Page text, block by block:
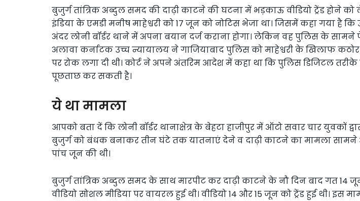
बुजुर्ग तांत्रिक अब्दुल समद की दाढ़ी काटने की घटना में भड़काऊ वीडियो ट्रेंड होने को
इंडिया के एमडी मनीष माहेश्वरी को 17 जून को नोटिस भेजा था। जिसमें कहा गया है
अंदर लोनी बॉर्डर थाने में अपना बयान दर्ज कराना होगा। लेकिन वह पुलिस के
अलावा कर्नाटक उच्च न्यायालय ने गाजियाबाद पुलिस को माहेश्वरी के खिलाफ
पर रोक लगा दी थी। कोर्ट ने अपने अंतरिम आदेश में कहा था कि पुलिस डिजिटल तरीके
पूछताछ कर सकती है।
ये था मामला
आपको बता दें कि लोनी बॉर्डर थानाक्षेत्र के बेहटा हाजीपुर में ऑटो सवार चार युवकों
बुजुर्ग को बंधक बनाकर तीन घंटे तक यातनाएं देने व दाढ़ी काटने का मामला सामने
पांच जून की थी।
बुजुर्ग तांत्रिक अब्दुल समद के साथ मारपीट कर दाढ़ी काटने के नौ दिन बाद गत 14
वीडियो सोशल मीडिया पर वायरल हुई थी। वीडियो 14 और 15 जून को ट्रेंड हुई थी। इस